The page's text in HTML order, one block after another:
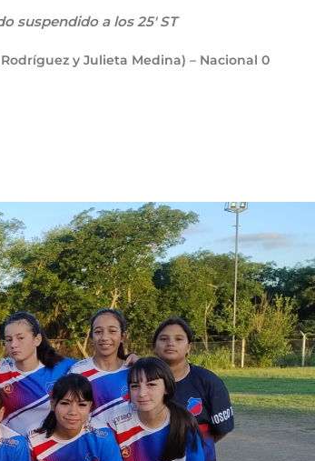
suspendido a los 25′ ST
y Julieta Medina) – Nacional 0